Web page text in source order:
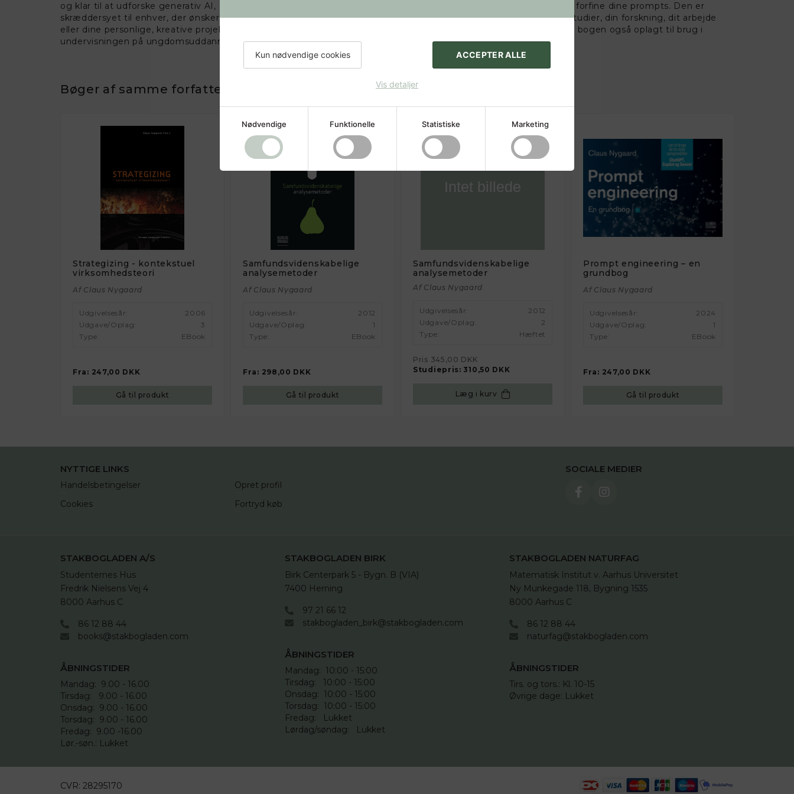
Kun nødvendige cookies ACCEPTER ALLE
Vis detaljer
Nødvendige Funktionelle Statistiske Marketing
og klar til at udforske generativ AI, tilbyder denne bog værdifuld indsigt og praktiske strategier for at opbygge og forfine dine prompts. Den er
skræddersyet til enhver, der ønsker at mestre kunsten at kommunikere med AI, uanset om du bruger det i dine studier, din forskning, dit arbejde
eller dine personlige, kreative projekter.Med sin pædagogiske struktur, klare progression og tilgængelige sprog er bogen også oplagt til brug i
undervisningen på ungdomsuddannelser og videregående uddannelser.
Bøger af samme forfatter
Strategizing - kontekstuel
virksomhedsteori
Af Claus Nygaard
Udgivelsesår:
2006
Udgave/oplag:
3
Type:
EBook
Fra: 247,00 DKK
Gå til produkt
Samfundsvidenskabelige
analysemetoder
Af Claus Nygaard
Udgivelsesår:
2012
Udgave/oplag:
1
Type:
EBook
Fra: 298,00 DKK
Gå til produkt
Samfundsvidenskabelige
analysemetoder
Af Claus Nygaard
Udgivelsesår:
2012
Udgave/oplag:
2
Type:
Hæftet
Pris 345,00 DKK
Studiepris: 310,50 DKK
Læg i kurv
Prompt engineering – en
grundbog
Af Claus Nygaard
Udgivelsesår:
2024
Udgave/oplag:
1
Type:
EBook
Fra: 247,00 DKK
Gå til produkt
NYTTIGE LINKS
Handelsbetingelser
Cookies
Opret profil
Fortryd køb
SOCIALE MEDIER
STAKBOGLADEN A/S
Studenternes Hus
Fredrik Nielsens Vej 4
8000 Aarhus C
86 12 88 44
books@stakbogladen.com
ÅBNINGSTIDER
Mandag:  9.00 - 16.00
Tirsdag:   9.00 - 16.00
Onsdag:  9.00 - 16.00
Torsdag:  9.00 - 16.00
Fredag:  9.00 -16.00
Lør.-søn.: Lukket
STAKBOGLADEN BIRK
Birk Centerpark 5 - Bygn. B (VIA)
7400 Herning
97 21 66 12
stakbogladen_birk@stakbogladen.com
ÅBNINGSTIDER
Mandag:  10:00 - 15:00
Tirsdag:   10:00 - 15:00
Onsdag:  10:00 - 15:00
Torsdag:  10:00 - 15:00
Fredag:   Lukket
Lørdag/søndag:   Lukket
STAKBOGLADEN NATURFAG
Matematisk Institut v. Aarhus Universitet
Ny Munkegade 118, Bygning 1535
8000 Aarhus C
86 12 88 44
naturfag@stakbogladen.com
ÅBNINGSTIDER
Tirs. og tors.: Kl. 10-15
Øvrige dage: Lukket
CVR: 28295170